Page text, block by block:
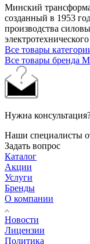
Минский
созданный в 1953
производства
Все товары
Все товары бренда
Нужна
Наши специалисты
Задать вопрос
Каталог
Акции
Услуги
Бренды
О компании
Новости
Лицензии
Политика